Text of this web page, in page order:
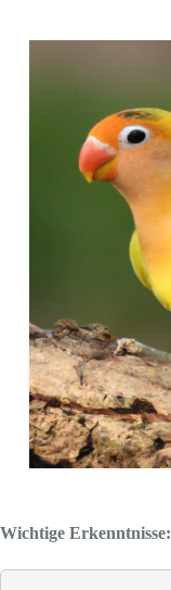
Wichtige Erkenntnisse: